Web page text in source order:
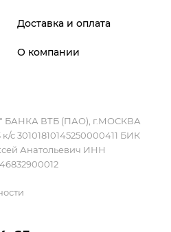
Доставка и оплата
О компании
ВТБ (ПАО), г.МОСКВА
с 30101810145250000411 БИК
Анатольевич ИНН